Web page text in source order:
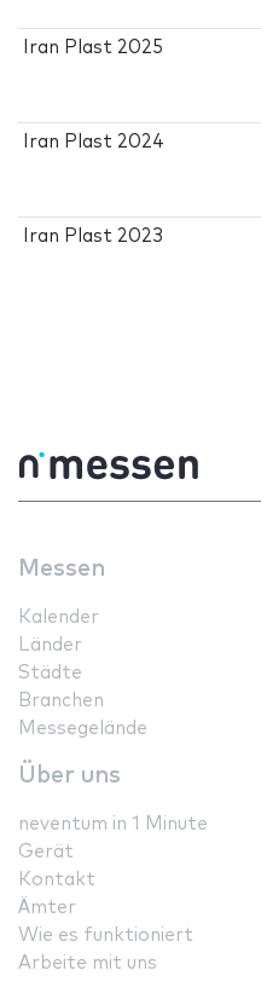
Iran Plast 2025
Iran Plast 2024
Iran Plast 2023
Messen
Kalender
Länder
Städte
Branchen
Messegelände
Über uns
neventum in 1 Minute
Gerät
Kontakt
Ämter
Wie es funktioniert
Arbeite mit uns